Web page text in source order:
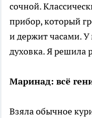
сочной.
прибор, который
и держит часами. У
духовка. Я решила
Маринад: всё
Взяла обычное